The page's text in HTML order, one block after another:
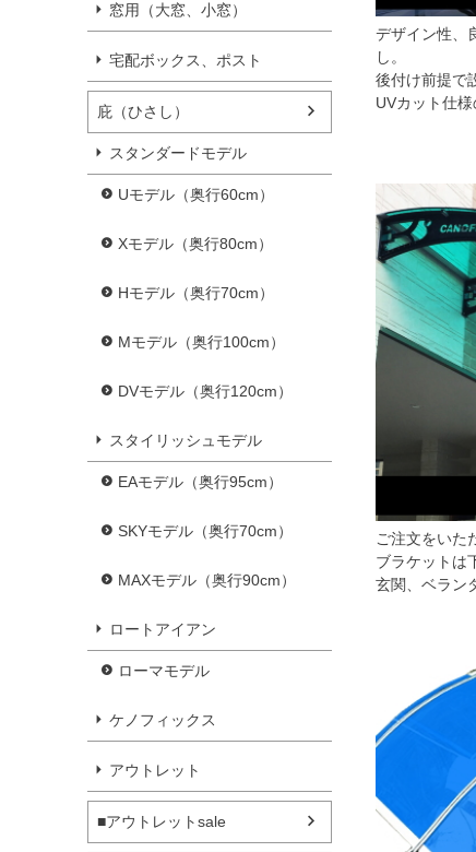
窓用（大窓、小窓）
宅配ボックス、ポスト
庇（ひさし）
スタンダードモデル
Uモデル（奥行60cm）
Xモデル（奥行80cm）
Hモデル（奥行70cm）
Mモデル（奥行100cm）
DVモデル（奥行120cm）
スタイリッシュモデル
EAモデル（奥行95cm）
SKYモデル（奥行70cm）
MAXモデル（奥行90cm）
ロートアイアン
ローマモデル
ケノフィックス
アウトレット
■アウトレットsale
デザイン性、
し。
後付け前提で
UVカット仕様
ご注文をいた
ブラケットは
玄関、ベラン